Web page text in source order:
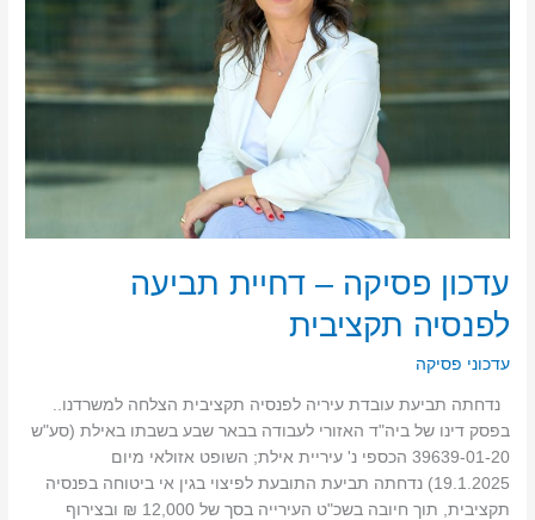
עדכון פסיקה – דחיית תביעה
לפנסיה תקציבית
עדכוני פסיקה
נדחתה תביעת עובדת עיריה לפנסיה תקציבית הצלחה למשרדנו..
בפסק דינו של ביה"ד האזורי לעבודה בבאר שבע בשבתו באילת (סע"ש
39639-01-20 הכספי נ' עיריית אילת; השופט אזולאי מיום
19.1.2025) נדחתה תביעת התובעת לפיצוי בגין אי ביטוחה בפנסיה
תקציבית, תוך חיובה בשכ"ט העירייה בסך של 12,000 ₪ ובצירוף